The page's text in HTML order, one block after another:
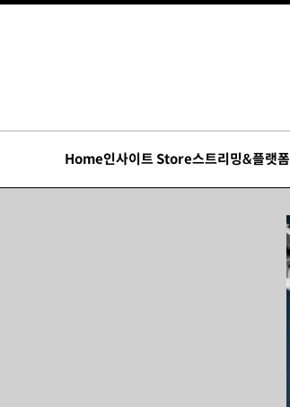
Home인사이트 Store스트리밍&플랫폼